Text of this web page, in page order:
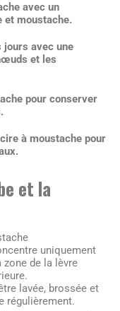
avec un
et moustache.
jours avec une
et les
pour conserver
à moustache pour
et la
uniquement
zone de la lèvre
lavée, brossée et
régulièrement.